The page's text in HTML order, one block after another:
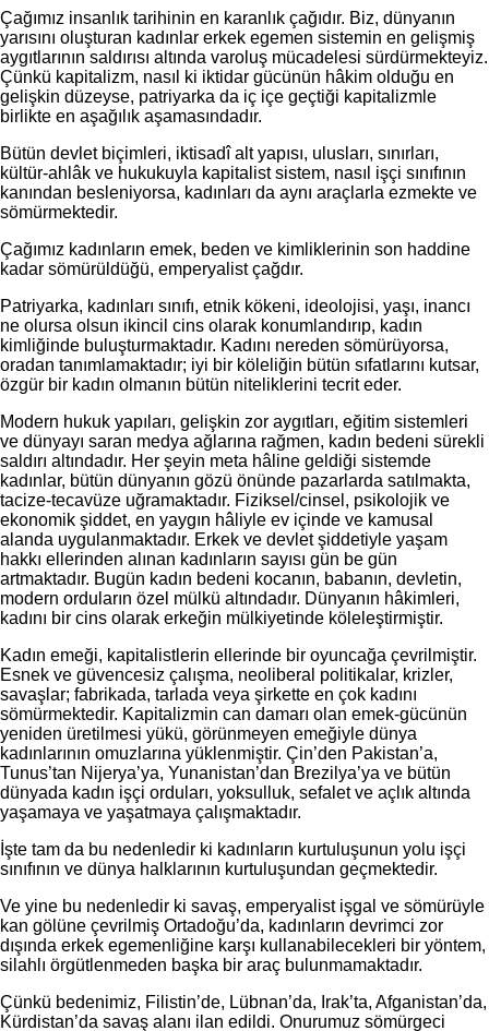
Çağımız insanlık tarihinin en karanlık çağıdır. Biz, dünyanın
yarısını oluşturan kadınlar erkek egemen sistemin en gelişmiş
aygıtlarının saldırısı altında varoluş mücadelesi sürdürmekteyiz.
Çünkü kapitalizm, nasıl ki iktidar gücünün hâkim olduğu en
gelişkin düzeyse, patriyarka da iç içe geçtiği kapitalizmle
birlikte en aşağılık aşamasındadır.
Bütün devlet biçimleri, iktisadî alt yapısı, ulusları, sınırları,
kültür-ahlâk ve hukukuyla kapitalist sistem, nasıl işçi sınıfının
kanından besleniyorsa, kadınları da aynı araçlarla ezmekte ve
sömürmektedir.
Çağımız kadınların emek, beden ve kimliklerinin son haddine
kadar sömürüldüğü, emperyalist çağdır.
Patriyarka, kadınları sınıfı, etnik kökeni, ideolojisi, yaşı, inancı
ne olursa olsun ikincil cins olarak konumlandırıp, kadın
kimliğinde buluşturmaktadır. Kadını nereden sömürüyorsa,
oradan tanımlamaktadır; iyi bir köleliğin bütün sıfatlarını kutsar,
özgür bir kadın olmanın bütün niteliklerini tecrit eder.
Modern hukuk yapıları, gelişkin zor aygıtları, eğitim sistemleri
ve dünyayı saran medya ağlarına rağmen, kadın bedeni sürekli
saldırı altındadır. Her şeyin meta hâline geldiği sistemde
kadınlar, bütün dünyanın gözü önünde pazarlarda satılmakta,
tacize-tecavüze uğramaktadır. Fiziksel/cinsel, psikolojik ve
ekonomik şiddet, en yaygın hâliyle ev içinde ve kamusal
alanda uygulanmaktadır. Erkek ve devlet şiddetiyle yaşam
hakkı ellerinden alınan kadınların sayısı gün be gün
artmaktadır. Bugün kadın bedeni kocanın, babanın, devletin,
modern orduların özel mülkü altındadır. Dünyanın hâkimleri,
kadını bir cins olarak erkeğin mülkiyetinde köleleştirmiştir.
Kadın emeği, kapitalistlerin ellerinde bir oyuncağa çevrilmiştir.
Esnek ve güvencesiz çalışma, neoliberal politikalar, krizler,
savaşlar; fabrikada, tarlada veya şirkette en çok kadını
sömürmektedir. Kapitalizmin can damarı olan emek-gücünün
yeniden üretilmesi yükü, görünmeyen emeğiyle dünya
kadınlarının omuzlarına yüklenmiştir. Çin’den Pakistan’a,
Tunus’tan Nijerya’ya, Yunanistan’dan Brezilya’ya ve bütün
dünyada kadın işçi orduları, yoksulluk, sefalet ve açlık altında
yaşamaya ve yaşatmaya çalışmaktadır.
İşte tam da bu nedenledir ki kadınların kurtuluşunun yolu işçi
sınıfının ve dünya halklarının kurtuluşundan geçmektedir.
Ve yine bu nedenledir ki savaş, emperyalist işgal ve sömürüyle
kan gölüne çevrilmiş Ortadoğu’da, kadınların devrimci zor
dışında erkek egemenliğine karşı kullanabilecekleri bir yöntem,
silahlı örgütlenmeden başka bir araç bulunmamaktadır.
Çünkü bedenimiz, Filistin’de, Lübnan’da, Irak’ta, Afganistan’da,
Kürdistan’da savaş alanı ilan edildi. Onurumuz sömürgeci